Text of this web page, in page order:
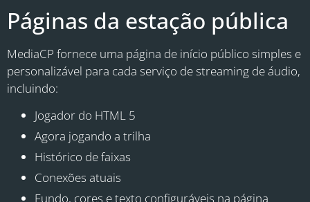
Páginas da estação pública
MediaCP fornece uma página de início público simples e
personalizável para cada serviço de streaming de áudio,
incluindo:
Jogador do HTML 5
Agora jogando a trilha
Histórico de faixas
Conexões atuais
Fundo, cores e texto configuráveis na página